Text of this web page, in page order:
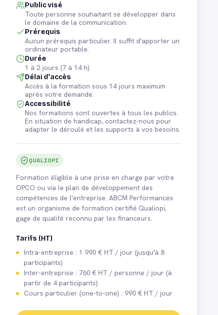
Public visé
Toute personne souhaitant se développer dans
le domaine de la communication.
Prérequis
Aucun prérequis particulier. Il suffit d'apporter un
ordinateur portable.
Durée
1 à 2 jours (7 à 14 h)
Délai d'accès
Accès à la formation sous 14 jours maximum
après votre demande.
Accessibilité
Nos formations sont ouvertes à tous les publics.
En situation de handicap, contactez-nous pour
adapter le déroulé et les supports à vos besoins.
QUALIOPI
Formation éligible à une prise en charge par votre
OPCO ou via le plan de développement des
compétences de l'entreprise. ABCM Performances
est un organisme de formation certifié Qualiopi,
gage de qualité reconnu par les financeurs.
Tarifs (HT)
Intra-entreprise : 1 990 € HT / jour (jusqu'à 8
participants)
Inter-entreprise : 760 € HT / personne / jour (à
partir de 4 participants)
Cours particulier (one-to-one) : 990 € HT / jour